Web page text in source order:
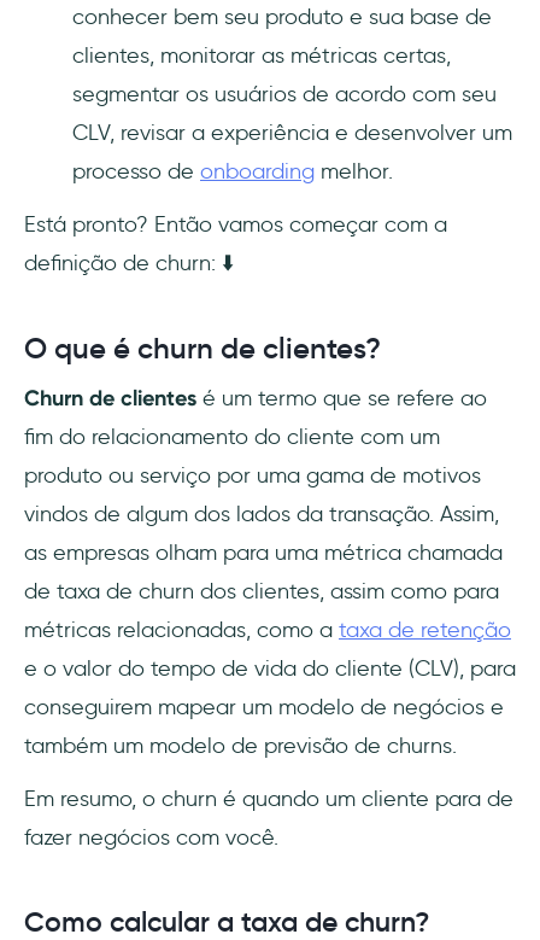
conhecer bem seu produto e sua base de
clientes, monitorar as métricas certas,
segmentar os usuários de acordo com seu
CLV, revisar a experiência e desenvolver um
processo de onboarding melhor.
Está pronto? Então vamos começar com a
definição de churn: ⬇️
O que é churn de clientes?
Churn de clientes é um termo que se refere ao
fim do relacionamento do cliente com um
produto ou serviço por uma gama de motivos
vindos de algum dos lados da transação. Assim,
as empresas olham para uma métrica chamada
de taxa de churn dos clientes, assim como para
métricas relacionadas, como a taxa de retenção
e o valor do tempo de vida do cliente (CLV), para
conseguirem mapear um modelo de negócios e
também um modelo de previsão de churns.
Em resumo, o churn é quando um cliente para de
fazer negócios com você.
Como calcular a taxa de churn?